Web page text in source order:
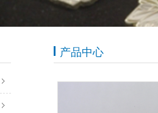
产品中心